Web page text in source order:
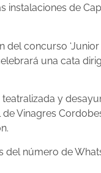
instalaciones de
concurso
una cata
y
Vinagres
número de